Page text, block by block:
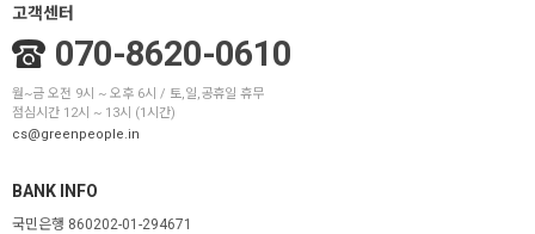
고객센터
070-8620-0610
월~금 오전 9시 ~ 오후 6시 / 토,일,공휴일 휴무
점심시간 12시 ~ 13시 (1시간)
cs@greenpeople.in
BANK INFO
국민은행 860202-01-294671